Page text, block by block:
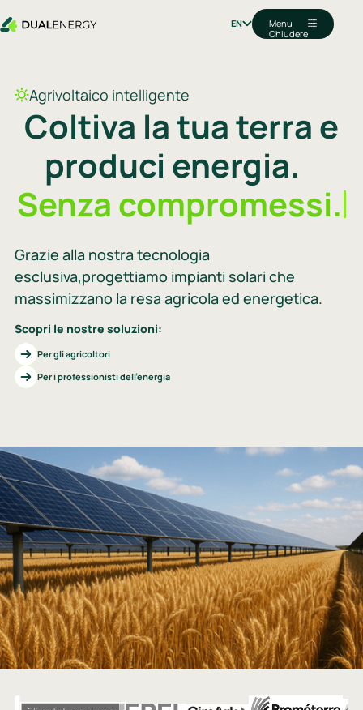
EN
Menu
Chiudere
Agrivoltaico intelligente
Coltiva latuaterra e
produci energia.
Senza compromessi.
Grazie alla nostra tecnologia
esclusiva,progettiamo impianti solari che
massimizzano la resa agricola ed energetica.
Scopri le nostre soluzioni:
Per gli agricoltori
Per i professionisti dell’energia